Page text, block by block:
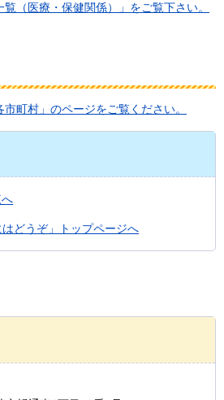
（医療・保健関係）」をご覧下さい。
町村」のページをご覧ください。
へ
はどうぞ」トップページへ